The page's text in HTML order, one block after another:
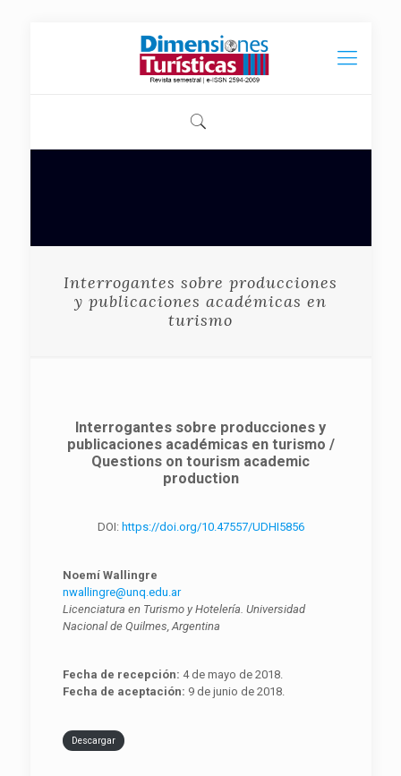
Interrogantes sobre producciones
y publicaciones académicas en
turismo
Interrogantes sobre producciones y
publicaciones académicas en turismo /
Questions on tourism academic
production
DOI: https://doi.org/10.47557/UDHI5856
Noemí Wallingre
nwallingre@unq.edu.ar
Licenciatura en Turismo y Hotelería. Universidad
Nacional de Quilmes, Argentina
Fecha de recepción: 4 de mayo de 2018.
Fecha de aceptación: 9 de junio de 2018.
Descargar